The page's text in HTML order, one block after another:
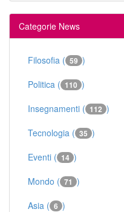
Categorie News
Filosofia ( 59 )
Politica ( 110 )
Insegnamenti ( 112 )
Tecnologia ( 35 )
Eventi ( 14 )
Mondo ( 71 )
Asia ( 6 )